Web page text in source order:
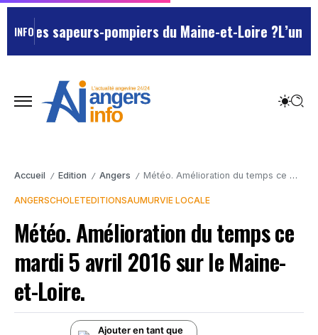
INFOsapeurs-pompiers du Maine-et-Loire ?L’un
Accueil / Edition / Angers / Météo. Amélioration du temps ce mardi 5 avril 2016 sur le Maine-et-Loire.
ANGERSCHOLETEDITIONSAUMURVIE LOCALE
Météo. Amélioration du temps ce
mardi 5 avril 2016 sur le Maine-
et-Loire.
Ajouter en tant que